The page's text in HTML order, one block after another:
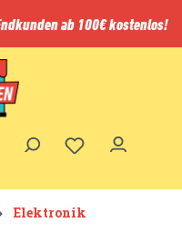
ab 100€ kostenlos!
Elektronik